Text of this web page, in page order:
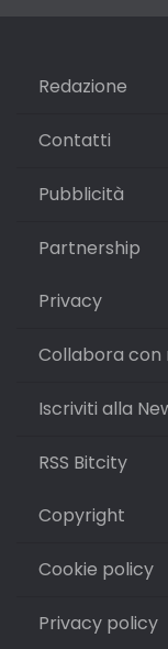
Redazione
Contatti
Pubblicità
Partnership
Privacy
Collabora con
Iscriviti alla
RSS Bitcity
Copyright
Cookie policy
Privacy policy